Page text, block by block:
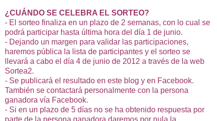
¿CUÁNDO SE CELEBRA EL SORTEO?
- El sorteo finaliza en un plazo de 2 semanas, con lo cual se
podrá participar hasta última hora del día 1 de junio.
- Dejando un margen para validar las participaciones,
haremos pública la lista de participantes y el sorteo se
llevará a cabo el día 4 de junio de 2012 a través de la web
Sortea2.
- Se publicará el resultado en este blog y en Facebook.
También se contactará personalmente con la persona
ganadora vía Facebook.
- Si en un plazo de 5 días no se ha obtenido respuesta por
parte de la persona ganadora daremos por nula la